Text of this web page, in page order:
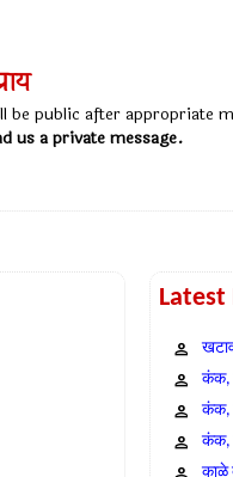
be public after appropriate
us a private message.
Latest
कंक,
कंक,
कंक,
काळे